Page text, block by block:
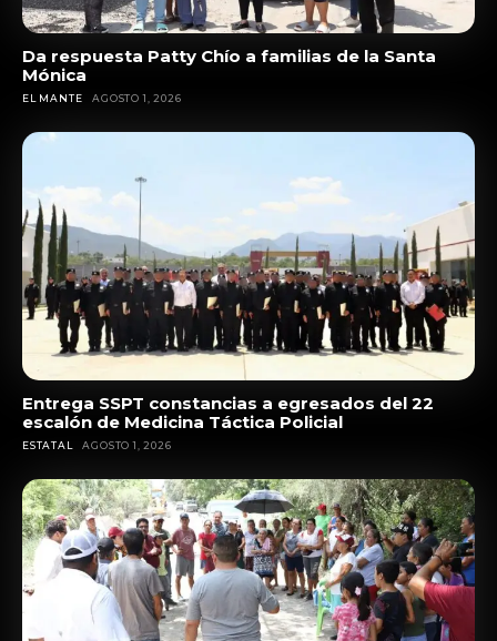
Da respuesta Patty Chío a familias de la Santa
Mónica
EL MANTE AGOSTO 1, 2026
Entrega SSPT constancias a egresados del 22
escalón de Medicina Táctica Policial
ESTATAL AGOSTO 1, 2026